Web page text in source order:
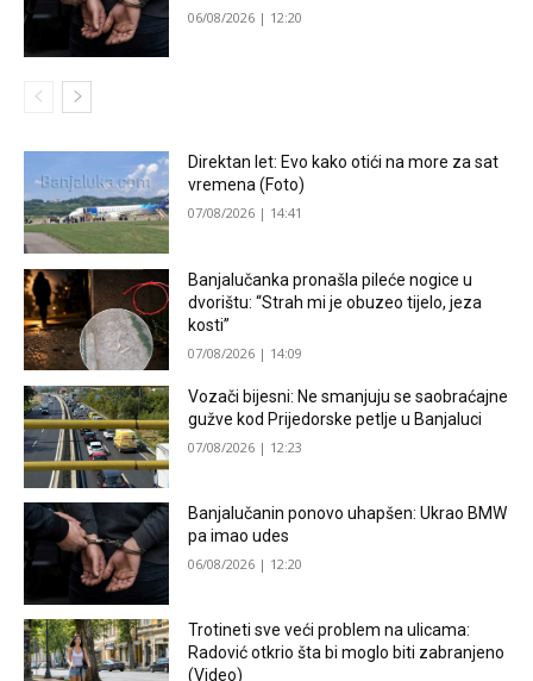
06/08/2026 | 12:20
Direktan let: Evo kako otići na more za sat
vremena (Foto)
07/08/2026 | 14:41
Banjalučanka pronašla pileće nogice u
dvorištu: “Strah mi je obuzeo tijelo, jeza
kosti”
07/08/2026 | 14:09
Vozači bijesni: Ne smanjuju se saobraćajne
gužve kod Prijedorske petlje u Banjaluci
07/08/2026 | 12:23
Banjalučanin ponovo uhapšen: Ukrao BMW
pa imao udes
06/08/2026 | 12:20
Trotineti sve veći problem na ulicama:
Radović otkrio šta bi moglo biti zabranjeno
(Video)